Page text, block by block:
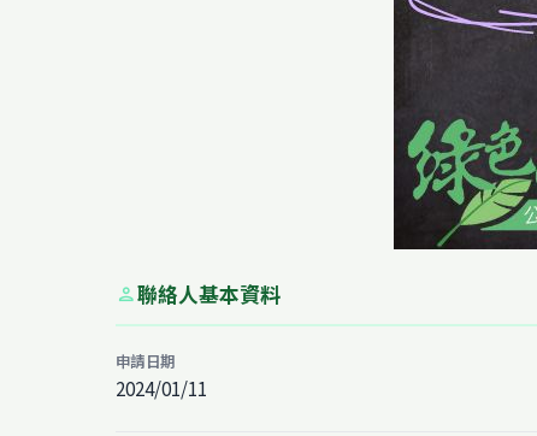
person聯絡人基本資料
申請日期
2024/01/11